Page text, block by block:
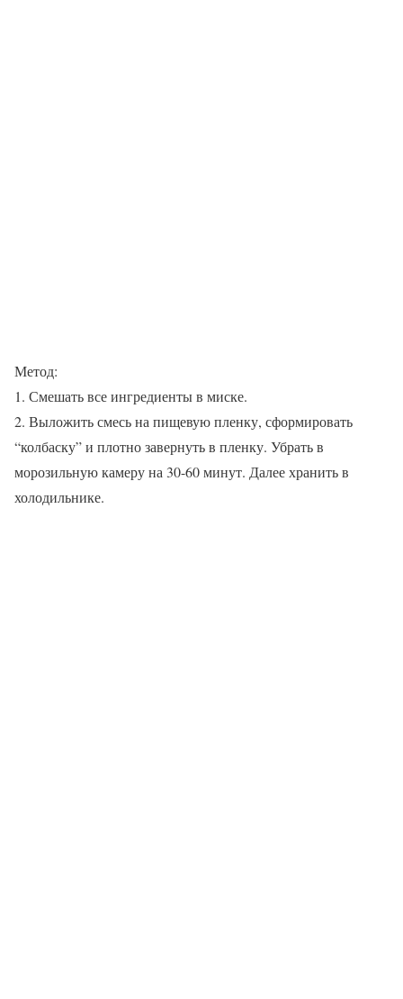
Метод:
1. Смешать все ингредиенты в миске.
2. Выложить смесь на пищевую пленку, сформировать
“колбаску” и плотно завернуть в пленку. Убрать в
морозильную камеру на 30-60 минут. Далее хранить в
холодильнике.